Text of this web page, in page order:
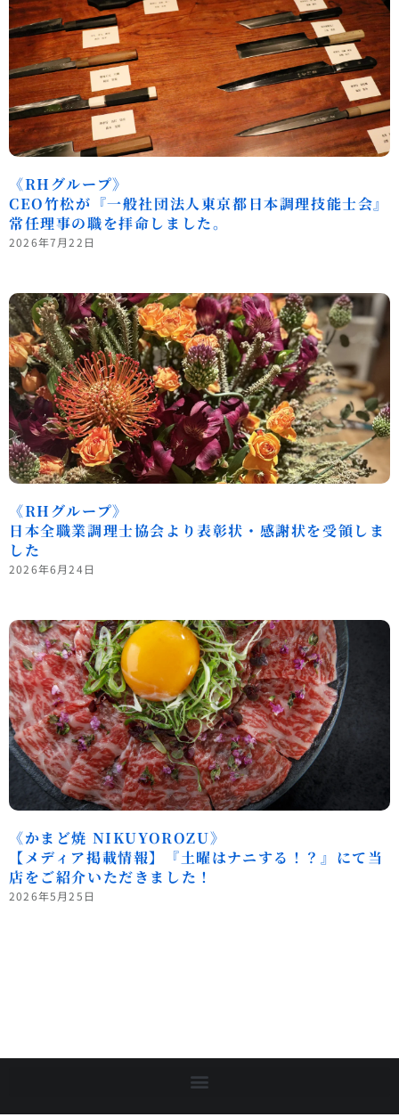
《RHグループ》
CEO竹松が『一般社団法人東京都日本調理技能士会』
常任理事の職を拝命しました。
2026年7月22日
《RHグループ》
日本全職業調理士協会より表彰状・感謝状を受領しま
した
2026年6月24日
《かまど焼 NIKUYOROZU》
【メディア掲載情報】『土曜はナニする！？』にて当
店をご紹介いただきました！
2026年5月25日